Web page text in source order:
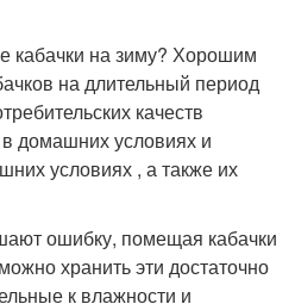
кабачки на зиму? Хорошим
на длительный период
качеств
домашних условиях и
условиях , а также их
ошибку, помещая кабачки
хранить эти достаточно
к влажности и